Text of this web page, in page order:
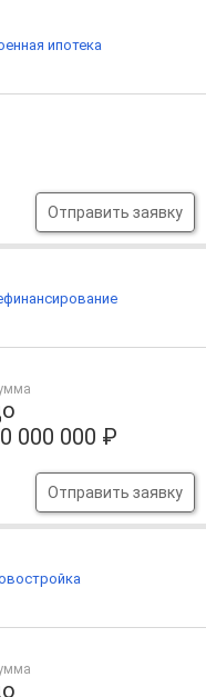
Отправить заявку
ипотека
000 000 ₽
Отправить заявку